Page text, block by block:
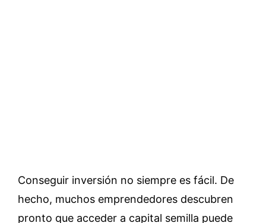
Conseguir inversión no siempre es fácil. De
hecho, muchos emprendedores descubren
pronto que acceder a capital semilla puede